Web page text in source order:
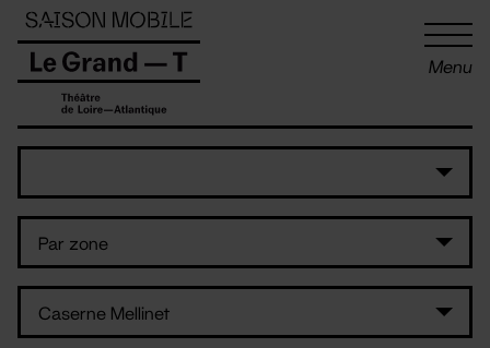
Menu
Panneau de gestion des cookies